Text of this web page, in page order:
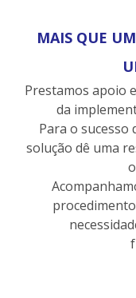
MAIS QUE
Prestamos apoio
da
Para o sucesso
solução dê uma